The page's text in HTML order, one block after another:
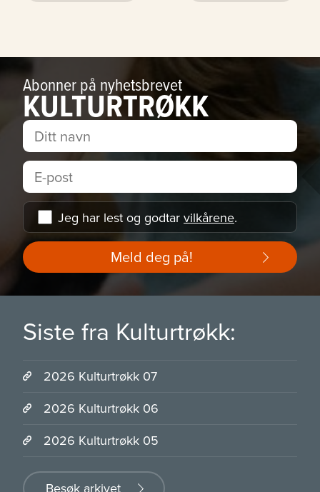
Abonner på nyhetsbrevet
KULTURTRØKK
Jeg har lest og godtar vilkårene.
Meld deg på!
Siste fra Kulturtrøkk:
2026 Kulturtrøkk 07
2026 Kulturtrøkk 06
2026 Kulturtrøkk 05
Besøk arkivet